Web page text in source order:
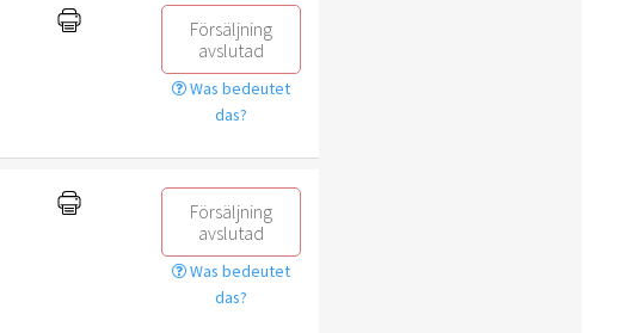
Försäljning
avslutad
Was bedeutet
das?
Försäljning
avslutad
Was bedeutet
das?